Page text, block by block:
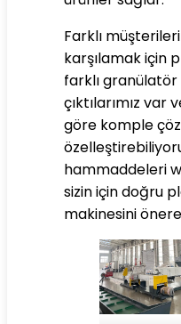
Farklı
karşılamak için
farklı
çıktılarımız var
göre komple
hammaddeleri
sizin için doğru
makinesini